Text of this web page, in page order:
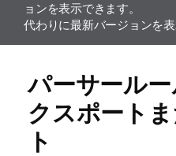
ョンを表示できます。
代わりに最新バージョンを表
パーサール
クスポート
ト